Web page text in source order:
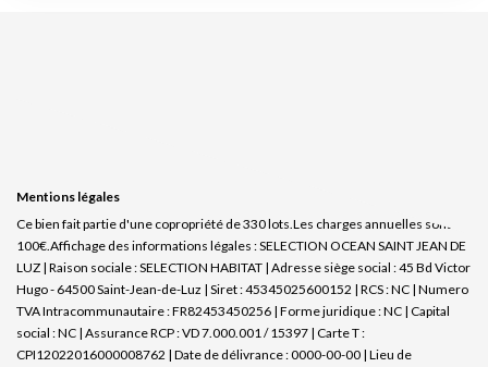
Mentions légales
Ce bien fait partie d'une copropriété de 330 lots.Les charges annuelles sont de
100€.Affichage des informations légales : SELECTION OCEAN SAINT JEAN DE
LUZ | Raison sociale : SELECTION HABITAT | Adresse siège social : 45 Bd Victor
Hugo - 64500 Saint-Jean-de-Luz | Siret : 45345025600152 | RCS : NC | Numero
TVA Intracommunautaire : FR82453450256 | Forme juridique : NC | Capital
social : NC | Assurance RCP : VD 7.000.001 / 15397 | Carte T :
CPI12022016000008762 | Date de délivrance : 0000-00-00 | Lieu de